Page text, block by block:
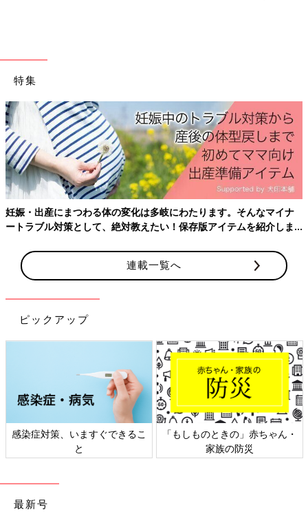
出典：Instagramアカウント「monmama.disney.fashion」
こちらはmonmama.disney.fashionさんがセリアで購入したディ
ズニーのハロウィンランタン。点滅の速さや光の色がランダムに
変わって、いろいろな光り方をするようです。ピカピカ光るアイ
テムはキッズも喜びそう♪ おばけミッキーやリトルグリーンメン
のデザインもあったとのこと。
コロンとしたフォルムが可愛すぎる！シマエナガの
特集
妊娠・出産にまつわる体の変化は多岐にわたります。そんなマイナ
ートラブル対策として、絶対教えたい！保存版アイテムを紹介しま
連載一覧へ
ピックアップ
感染症対策、いますぐできるこ
と
「もしものときの」赤ちゃん・
家族の防災
最新号